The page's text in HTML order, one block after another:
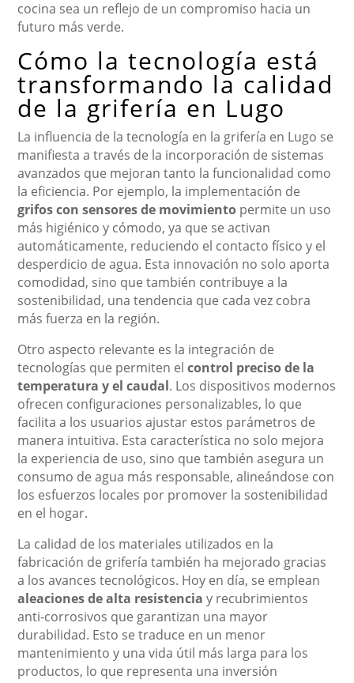
cocina sea un reflejo de un compromiso hacia un
futuro más verde.
Cómo la tecnología está
transformando la calidad
de la grifería en Lugo
La influencia de la tecnología en la grifería en Lugo se
manifiesta a través de la incorporación de sistemas
avanzados que mejoran tanto la funcionalidad como
la eficiencia. Por ejemplo, la implementación de
grifos con sensores de movimiento permite un uso
más higiénico y cómodo, ya que se activan
automáticamente, reduciendo el contacto físico y el
desperdicio de agua. Esta innovación no solo aporta
comodidad, sino que también contribuye a la
sostenibilidad, una tendencia que cada vez cobra
más fuerza en la región.
Otro aspecto relevante es la integración de
tecnologías que permiten elcontrol preciso de la
temperatura y el caudal. Los dispositivos modernos
ofrecen configuraciones personalizables, lo que
facilita a los usuarios ajustar estos parámetros de
manera intuitiva. Esta característica no solo mejora
la experiencia de uso, sino que también asegura un
consumo de agua más responsable, alineándose con
los esfuerzos locales por promover la sostenibilidad
en el hogar.
La calidad de los materiales utilizados en la
fabricación de grifería también ha mejorado gracias
a los avances tecnológicos. Hoy en día, se emplean
aleaciones de alta resistencia y recubrimientos
anti-corrosivos que garantizan una mayor
durabilidad. Esto se traduce en un menor
mantenimiento y una vida útil más larga para los
productos, lo que representa una inversión